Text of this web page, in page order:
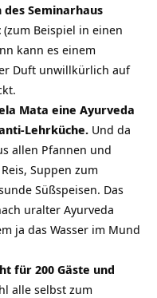
desSeminarhaus
(zum Beispiel in einen
kann es einem
Duft unwillkürlich auf
Mata eine Ayurveda
Lehrküche. Und da
allen Pfannen und
Suppen zum
Süßspeisen. Das
uralter Ayurveda
ja das Wasser im Mund
für 200 Gäste und
alle selbst zum